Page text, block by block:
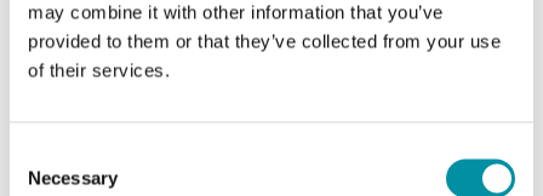
may combine it with other information that you’ve
provided to them or that they’ve collected from your use
of their services.
Selection
Necessary
Sono dotati di un processore due volte più veloce,
una capacità di memoria significativamente
gestire molte attività in parallelo mantenendo la